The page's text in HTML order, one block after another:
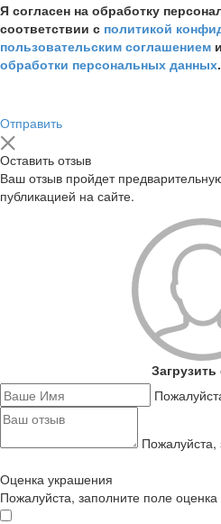
Я согласен на обработку
соответствии с политикой
пользовательским соглашением и
обработки персональных данных.
Отправить
Оставить отзыв
Ваш отзыв пройдет
публикацией на сайте.
Пожалуйста,
Оценка украшения
Пожалуйста, заполните поле